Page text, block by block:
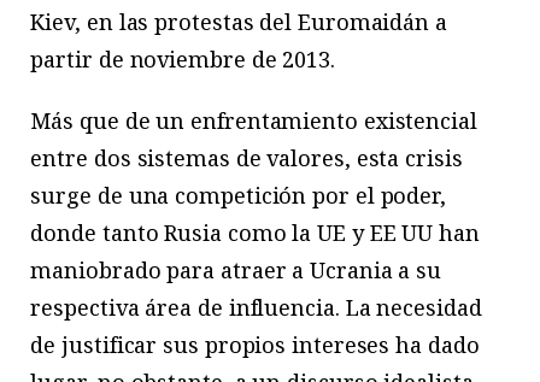
Kiev, en las protestas del Euromaidán a
partir de noviembre de 2013.
Más que de un enfrentamiento existencial
entre dos sistemas de valores, esta crisis
surge de una competición por el poder,
donde tanto Rusia como la UE y EE UU han
maniobrado para atraer a Ucrania a su
respectiva área de influencia. La necesidad
de justificar sus propios intereses ha dado